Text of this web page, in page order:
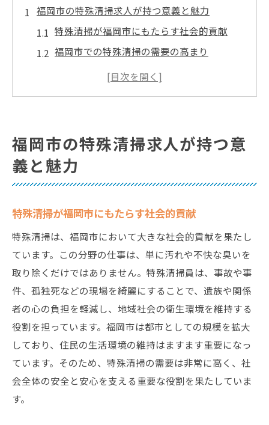
福岡市の特殊清掃求人が持つ意義と魅力
特殊清掃が福岡市にもたらす社会的貢献
福岡市での特殊清掃の需要の高まり
特殊清掃求人への応募者が求められる特性
M・K・サービスで学ぶ特殊清掃のプロフェッシ
ョナル技術
ラム
トップクラスの清掃技術を学ぶ機会
現場での実践的なスキルの磨き方
特殊清掃における安全管理と最新機器
M・K・サービスの先輩社員の声
資格取得とキャリアアップの支援
地域社会に貢献する特殊清掃のやりがい
特殊清掃が地域社会に果たす役割
困難な現場での達成感と感謝の声
福岡市の特殊清掃求人が持つ意
義と魅力
特殊清掃が福岡市にもたらす社会的貢献
特殊清掃は、福岡市において大きな社会的貢献を果たし
ています。この分野の仕事は、単に汚れや不快な臭いを
取り除くだけではありません。特殊清掃員は、事故や事
件、孤独死などの現場を綺麗にすることで、遺族や関係
者の心の負担を軽減し、地域社会の衛生環境を維持する
役割を担っています。福岡市は都市としての規模を拡大
しており、住民の生活環境の維持はますます重要になっ
ています。そのため、特殊清掃の需要は非常に高く、社
会全体の安全と安心を支える重要な役割を果たしていま
す。